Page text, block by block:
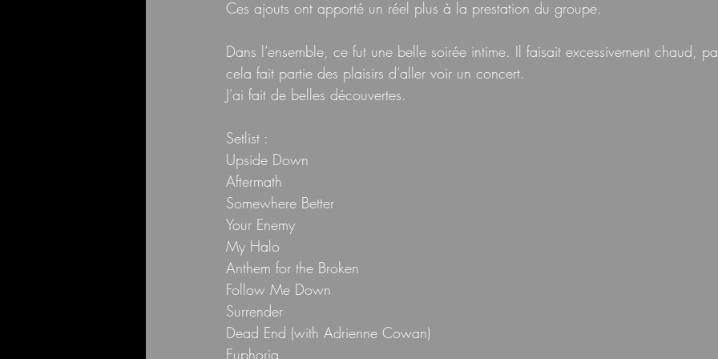
Ces ajouts ont apporté un réel plus à la prestation du groupe.
Dans l’ensemble, ce fut une belle soirée intime. Il faisait excessivement chaud,
cela fait partie des plaisirs d’aller voir un concert.
J’ai fait de belles découvertes.
Setlist :
Upside Down
Aftermath
Somewhere Better
Your Enemy
My Halo
Anthem for the Broken
Follow Me Down
Surrender
Dead End (with Adrienne Cowan)
Euphoria